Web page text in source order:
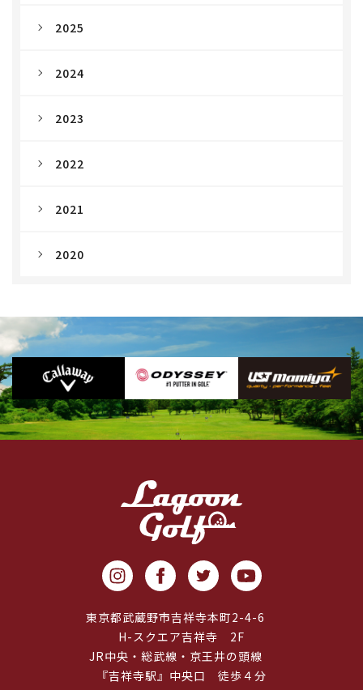
2025
2024
2023
2022
2021
2020
東京都武蔵野市吉祥寺本町2-4-6
H-スクエア吉祥寺 2F
JR中央・総武線・京王井の頭線
『吉祥寺駅』中央口 徒歩４分